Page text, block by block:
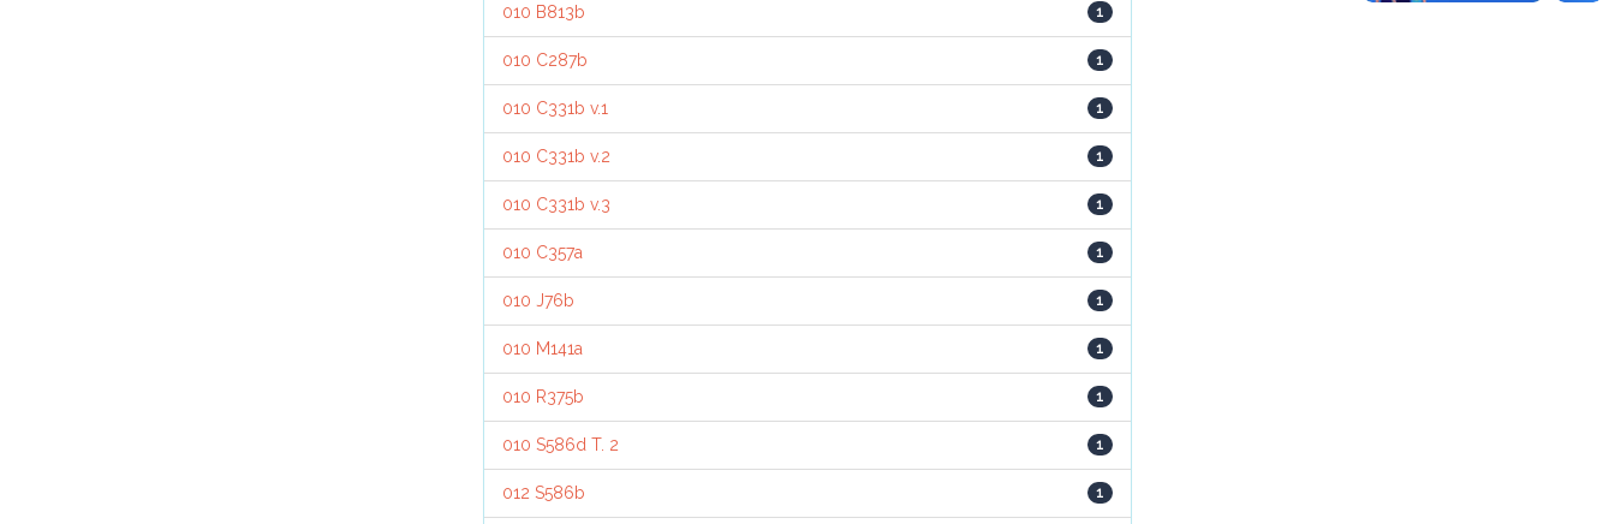
010 B813b 1
010 C287b 1
010 C331b v.1 1
010 C331b v.2 1
010 C331b v.3 1
010 C357a 1
010 J76b 1
010 M141a 1
010 R375b 1
010 S586d T. 2 1
012 S586b 1